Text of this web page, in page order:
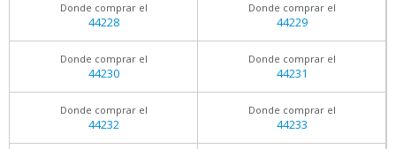
Donde comprar el
44228
Donde comprar el
44229
Donde comprar el
44230
Donde comprar el
44231
Donde comprar el
44232
Donde comprar el
44233